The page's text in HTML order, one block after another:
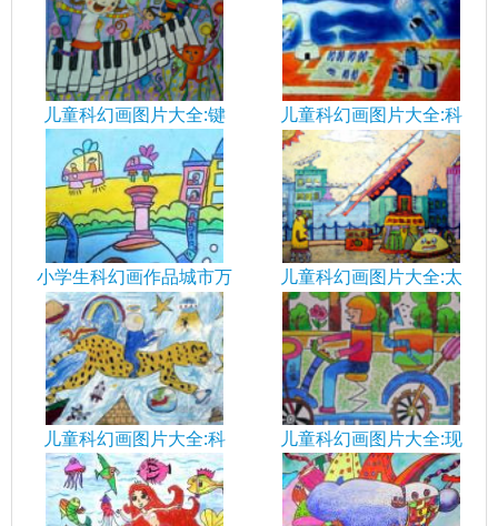
儿童科幻画图片大全:键 儿童科幻画图片大全:科
小学生科幻画作品城市万 儿童科幻画图片大全:太
儿童科幻画图片大全:科 儿童科幻画图片大全:现